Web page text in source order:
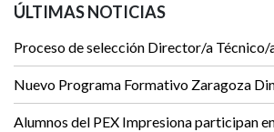
ÚLTIMAS NOTICIAS
Proceso de selección Director/a Técnico/
Nuevo Programa Formativo Zaragoza
Alumnos del PEX Impresiona participan